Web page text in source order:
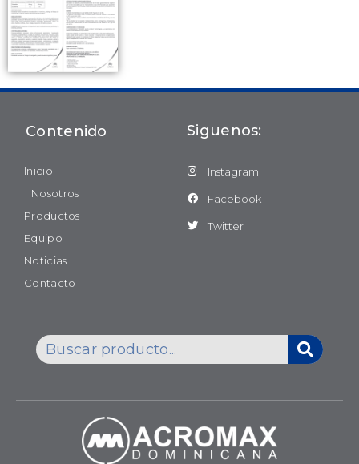
Contenido
Inicio
Nosotros
Productos
Equipo
Noticias
Contacto
Siguenos:
Instagram
Facebook
Twitter